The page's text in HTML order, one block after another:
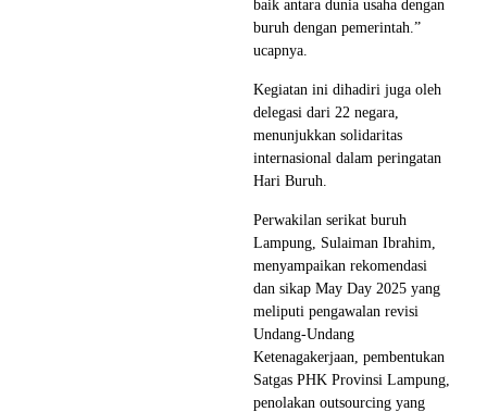
baik antara dunia usaha dengan
buruh dengan pemerintah.”
ucapnya.
Kegiatan ini dihadiri juga oleh
delegasi dari 22 negara,
menunjukkan solidaritas
internasional dalam peringatan
Hari Buruh.
Perwakilan serikat buruh
Lampung, Sulaiman Ibrahim,
menyampaikan rekomendasi
dan sikap May Day 2025 yang
meliputi pengawalan revisi
Undang-Undang
Ketenagakerjaan, pembentukan
Satgas PHK Provinsi Lampung,
penolakan outsourcing yang